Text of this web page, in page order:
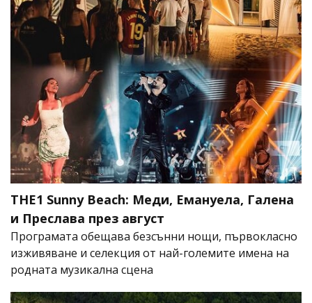
THE1 Sunny Beach: Меди, Емануела, Галена
и Преслава през август
Програмата обещава безсънни нощи, първокласно
изживяване и селекция от най-големите имена на
родната музикална сцена